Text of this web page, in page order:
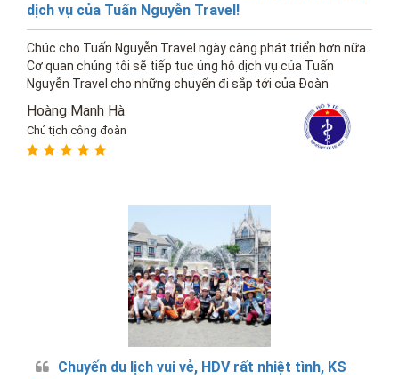
dịch vụ của Tuấn Nguyễn Travel!
Chúc cho Tuấn Nguyễn Travel ngày càng phát triển hơn nữa.
Cơ quan chúng tôi sẽ tiếp tục ủng hộ dịch vụ của Tuấn
Nguyễn Travel cho những chuyến đi sắp tới của Đoàn
Hoàng Mạnh Hà
Chủ tịch công đoàn
Chuyến du lịch vui vẻ, HDV rất nhiệt tình, KS